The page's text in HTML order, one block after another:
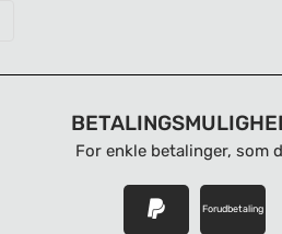
For enkle betalinger, som
Forudbetaling